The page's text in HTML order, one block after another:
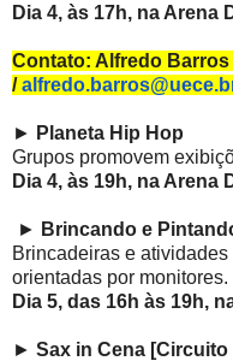
Dia 4, às 17h, na Arena
Contato: Alfredo Barros
/
► Planeta Hip Hop
Grupos promovem
Dia 4, às 19h, na Arena
► Brincando e
Brincadeiras e
orientadas por monitores.
Dia 5, das 16h às 19h,
► Sax in Cena